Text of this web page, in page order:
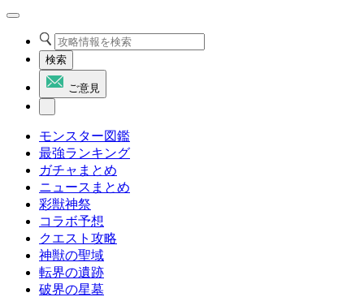
検索
ご意見
モンスター図鑑
最強ランキング
ガチャまとめ
ニュースまとめ
彩獣神祭
コラボ予想
クエスト攻略
神獣の聖域
転界の遺跡
破界の星墓